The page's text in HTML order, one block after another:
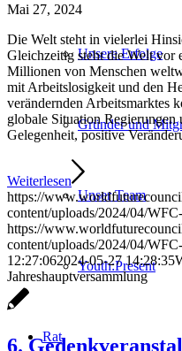
Unsere Erfolge
Gründer und
Unser Team
Youth:Present
Rat
Mai 27, 2024
Die Welt steht in vielerlei
Gleichzeitig steht die Welt vor
Millionen von Menschen
mit Arbeitslosigkeit und den
verändernden Arbeitsmarktes
globale Situation
Gelegenheit, positive
Weiterlesen
https://
content/uploads/2024/04/
https://
content/uploads/2024/04/
12:27:062024-05-27 14:28:35
Jahreshauptversammlung
6.